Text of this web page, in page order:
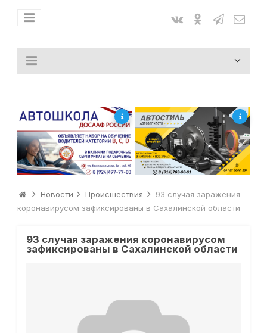
Новости Происшествия
93 случая заражения
коронавирусом зафиксированы в Сахалинской области
93 случая заражения коронавирусом
зафиксированы в Сахалинской области